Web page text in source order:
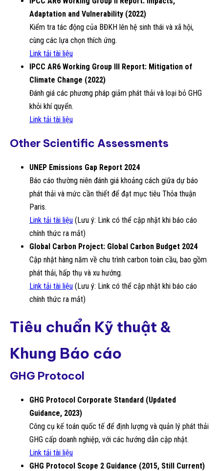
Adaptation and Vulnerability (2022)
Kiểm tra tác động của BĐKH lên hệ sinh thái và xã hội,
cùng các lựa chọn thích ứng.
Link tải tài liệu
IPCC AR6 Working Group III Report: Mitigation of
Climate Change (2022)
Đánh giá các phương pháp giảm phát thải và loại bỏ GHG
khỏi khí quyển.
Link tải tài liệu
Other Scientific Assessments
UNEP Emissions Gap Report 2024
Báo cáo thường niên đánh giá khoảng cách giữa dự báo
phát thải và mức cần thiết để đạt mục tiêu Thỏa thuận
Paris.
Link tải tài liệu (Lưu ý: Link có thể cập nhật khi báo cáo
chính thức ra mắt)
Global Carbon Project: Global Carbon Budget 2024
Cập nhật hàng năm về chu trình carbon toàn cầu, bao gồm
phát thải, hấp thụ và xu hướng.
Link tải tài liệu (Lưu ý: Link có thể cập nhật khi báo cáo
chính thức ra mắt)
Tiêu chuẩn Kỹ thuật &
Khung Báo cáo
GHG Protocol
GHG Protocol Corporate Standard (Updated
Guidance, 2023)
Công cụ kế toán quốc tế để định lượng và quản lý phát thải
GHG cấp doanh nghiệp, với các hướng dẫn cập nhật.
Link tải tài liệu
GHG Protocol Scope 2 Guidance (2015, Still Current)